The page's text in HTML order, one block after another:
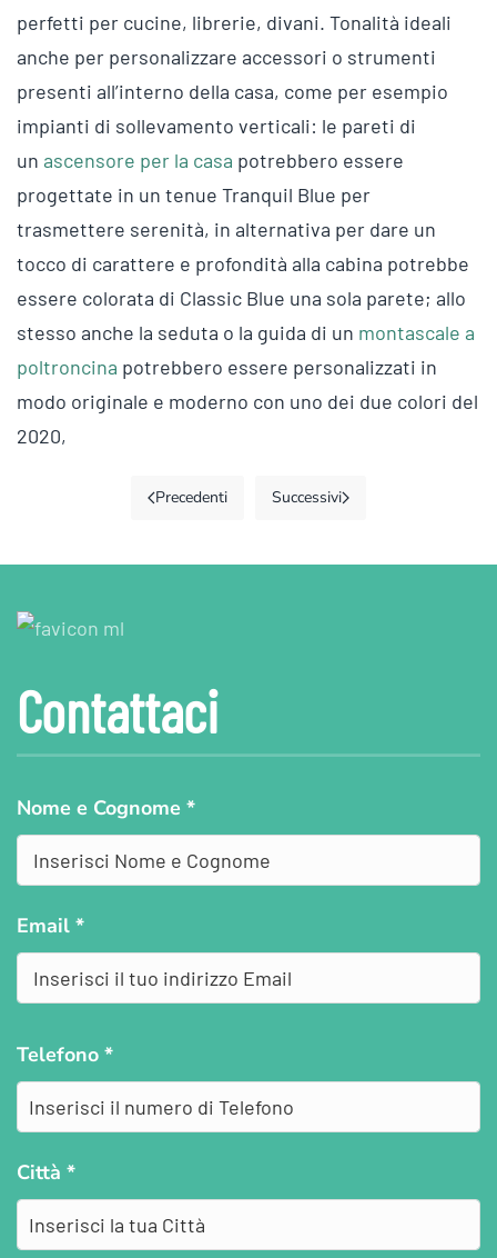
perfetti per cucine, librerie, divani. Tonalità ideali
anche per personalizzare accessori o strumenti
presenti all’interno della casa, come per esempio
impianti di sollevamento verticali: le pareti di
un ascensore per la casa potrebbero essere
progettate in un tenue Tranquil Blue per
trasmettere serenità, in alternativa per dare un
tocco di carattere e profondità alla cabina potrebbe
essere colorata di Classic Blue una sola parete; allo
stesso anche la seduta o la guida di un montascale a
poltroncina potrebbero essere personalizzati in
modo originale e moderno con uno dei due colori del
2020,
Precedenti Successivi
Contattaci
Nome e Cognome *
Email *
Telefono *
Città *